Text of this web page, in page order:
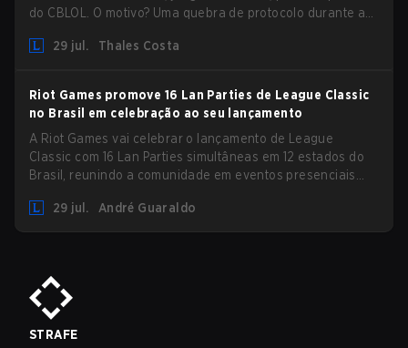
do CBLOL. O motivo? Uma quebra de protocolo durante a
29 jul.
Thales Costa
Riot Games promove 16 Lan Parties de League Classic
no Brasil em celebração ao seu lançamento
A Riot Games vai celebrar o lançamento de League
Classic com 16 Lan Parties simultâneas em 12 estados do
Brasil, reunindo a comunidade em eventos presenciais
29 jul.
André Guaraldo
STRAFE